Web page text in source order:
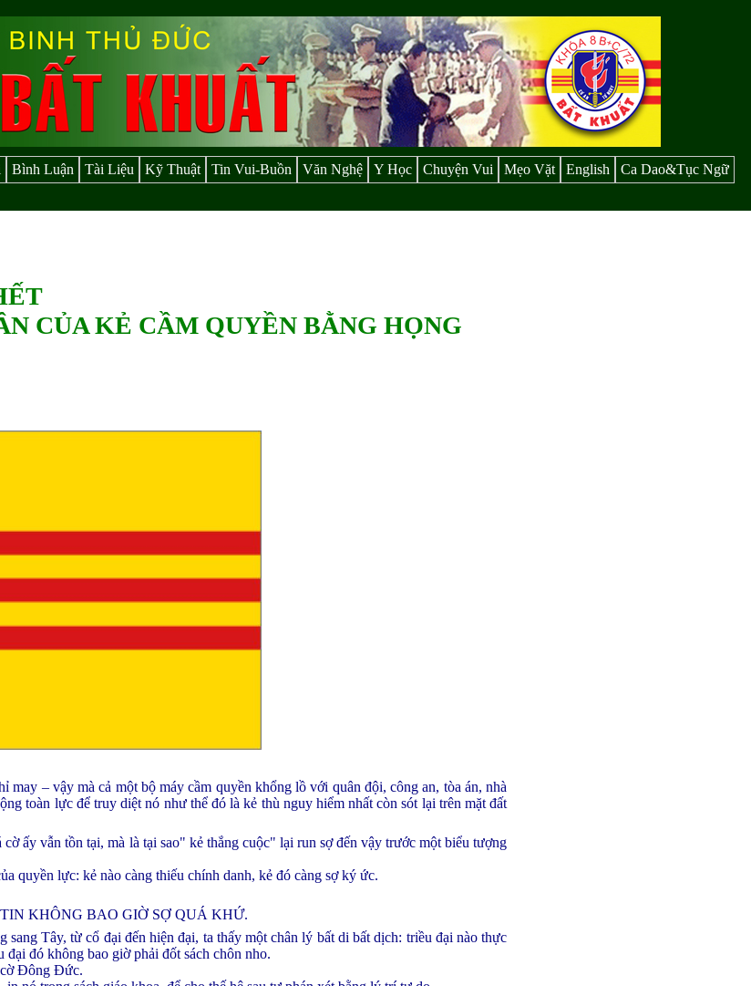
Bình Luận Tài Liệu Kỹ Thuật Tin Vui-Buồn Văn Nghệ Y Học Chuyện Vui Mẹo Vặt English
Ca Dao&Tục Ngữ
CỦA KẺ CẦM QUYỀN BẰNG HỌNG
may – vậy mà cả một bộ máy cầm quyền khổng lồ với quân đội, công an, tòa án, nhà
toàn lực để truy diệt nó như thể đó là kẻ thù nguy hiểm nhất còn sót lại trên mặt đất
ấy vẫn tồn tại, mà là tại sao" kẻ thắng cuộc" lại run sợ đến vậy trước một biểu tượng
quyền lực: kẻ nào càng thiếu chính danh, kẻ đó càng sợ ký ức.
KHÔNG BAO GIỜ SỢ QUÁ KHỨ.
Tây, từ cổ đại đến hiện đại, ta thấy một chân lý bất di bất dịch: triều đại nào thực
đại đó không bao giờ phải đốt sách chôn nho.
Đông Đức.